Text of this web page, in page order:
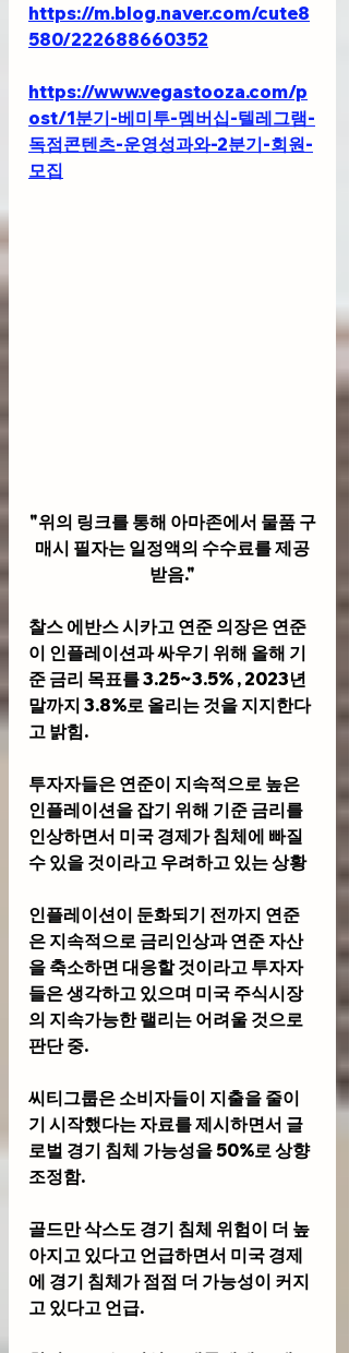
https://m.blog.naver.com/cute8
580/222688660352
https://www.vegastooza.com/p
ost/1분기-베미투-멤버십-텔레그램-
독점콘텐츠-운영성과와-2분기-회원-
모집
"위의 링크를 통해 아마존에서 물품 구
매시 필자는 일정액의 수수료를 제공
받음."
찰스 에반스 시카고 연준 의장은 연준
이 인플레이션과 싸우기 위해 올해 기
준 금리 목표를 3.25~3.5% , 2023년
말까지 3.8%로 올리는 것을 지지한다
고 밝힘.
투자자들은 연준이 지속적으로 높은
인플레이션을 잡기 위해 기준 금리를
인상하면서 미국 경제가 침체에 빠질
수 있을 것이라고 우려하고 있는 상황
인플레이션이 둔화되기 전까지 연준
은 지속적으로 금리인상과 연준 자산
을 축소하면 대응할 것이라고 투자자
들은 생각하고 있으며 미국 주식시장
의 지속가능한 랠리는 어려울 것으로
판단 중.
씨티그룹은 소비자들이 지출을 줄이
기 시작했다는 자료를 제시하면서 글
로벌 경기 침체 가능성을 50%로 상향
조정함.
골드만 삭스도 경기 침체 위험이 더 높
아지고 있다고 언급하면서 미국 경제
에 경기 침체가 점점 더 가능성이 커지
고 있다고 언급.